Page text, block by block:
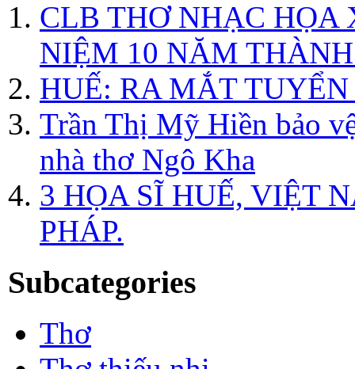
CLB THƠ NHẠC
NIỆM 10 NĂM
HUẾ: RA MẮT
Trần Thị Mỹ Hiền bảo
nhà thơ Ngô Kha
3 HỌA SĨ HUẾ, VIỆT
PHÁP.
Subcategories
Thơ